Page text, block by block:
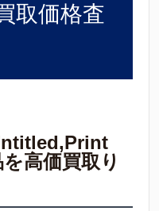
取価格査
高価買取り